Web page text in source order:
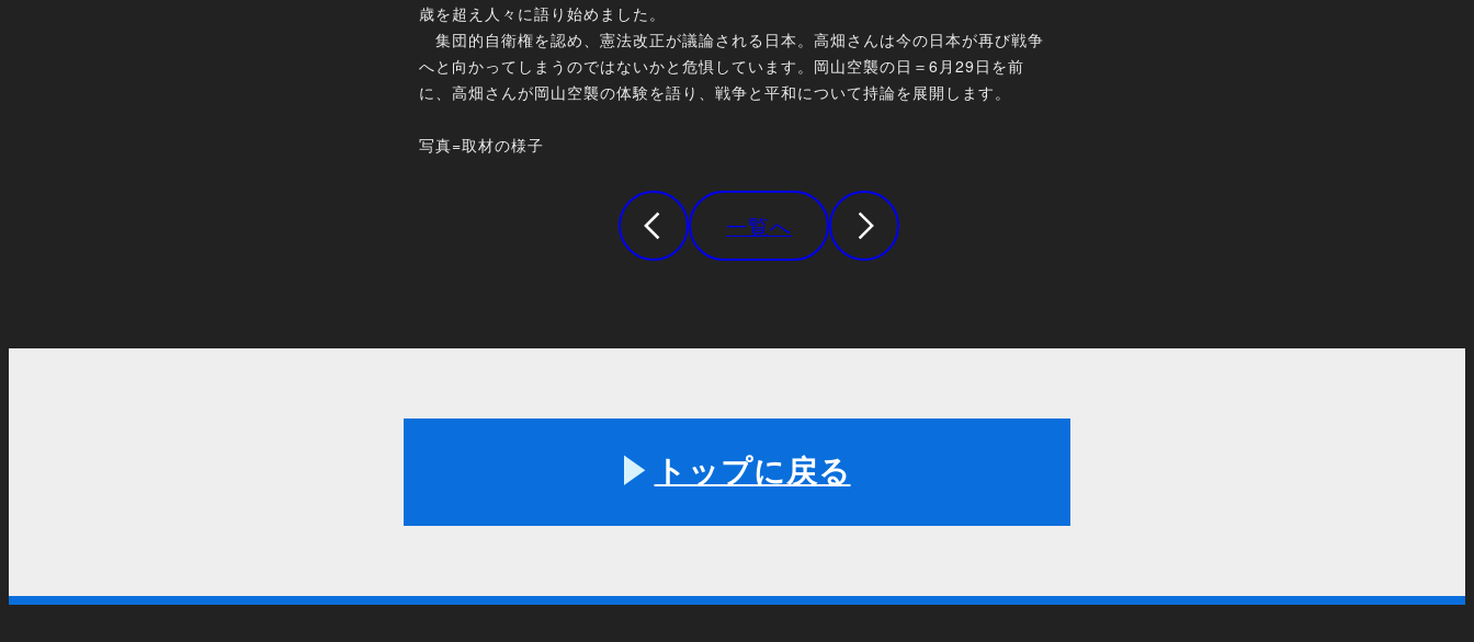
歳を超え人々に語り始めました。
集団的自衛権を認め、憲法改正が議論される日本。高畑さんは今の日本が再び戦争
へと向かってしまうのではないかと危惧しています。岡山空襲の日＝6月29日を前
に、高畑さんが岡山空襲の体験を語り、戦争と平和について持論を展開します。
写真=取材の様子
一覧へ
トップに戻る